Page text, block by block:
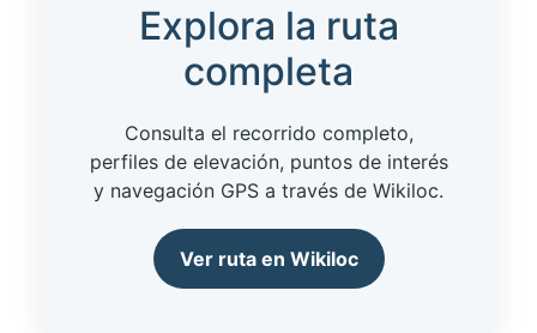
Explora la ruta
completa
Consulta el recorrido completo,
perfiles de elevación, puntos de interés
y navegación GPS a través de Wikiloc.
Ver ruta en Wikiloc